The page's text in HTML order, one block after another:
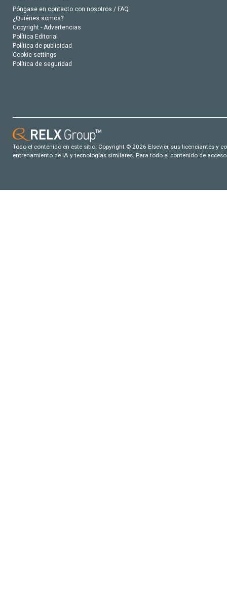
Póngase en contacto con nosotros / FAQ
¿Quiénes somos?
Copyright - Advertencias
Política Editorial
Política de publicidad
Cookie settings
Política de seguridad
Todo el contenido en este sitio: Copyright © 2026 Elsevier, sus licenciantes y
entrenamiento de IA y tecnologías similares. Para todo el contenido de